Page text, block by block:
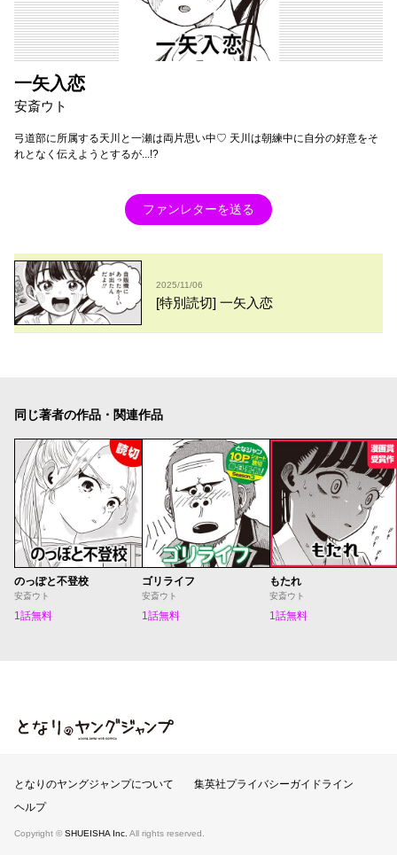
一矢入恋
安斎ウト
弓道部に所属する天川と一瀬は両片思い中♡ 天川は朝練中に自分の好意をそ
れとなく伝えようとするが...!?
ファンレターを送る
2025/11/06
[特別読切] 一矢入恋
同じ著者の作品・関連作品
のっぽと不登校
安斎ウト
1話無料
ゴリライフ
安斎ウト
1話無料
もたれ
安斎ウト
1話無料
となりのヤングジャンプ
となりのヤングジャンプについて
集英社プライバシーガイドライン
ヘルプ
Copyright © SHUEISHA Inc. All rights reserved.